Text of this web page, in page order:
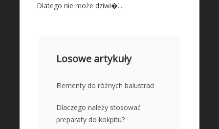
Dlatego nie może dziwi�...
Losowe artykuły
Elementy do różnych balustrad
Dlaczego należy stosować
preparaty do kokpitu?